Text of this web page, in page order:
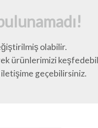
olabilir.
ürünlerimizi
iletişime geçebilirsiniz.